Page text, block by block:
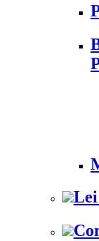
Lei